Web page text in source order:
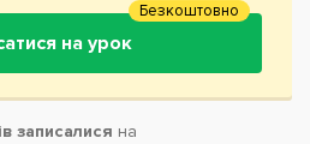
на урок
Безкоштовно
записалися на